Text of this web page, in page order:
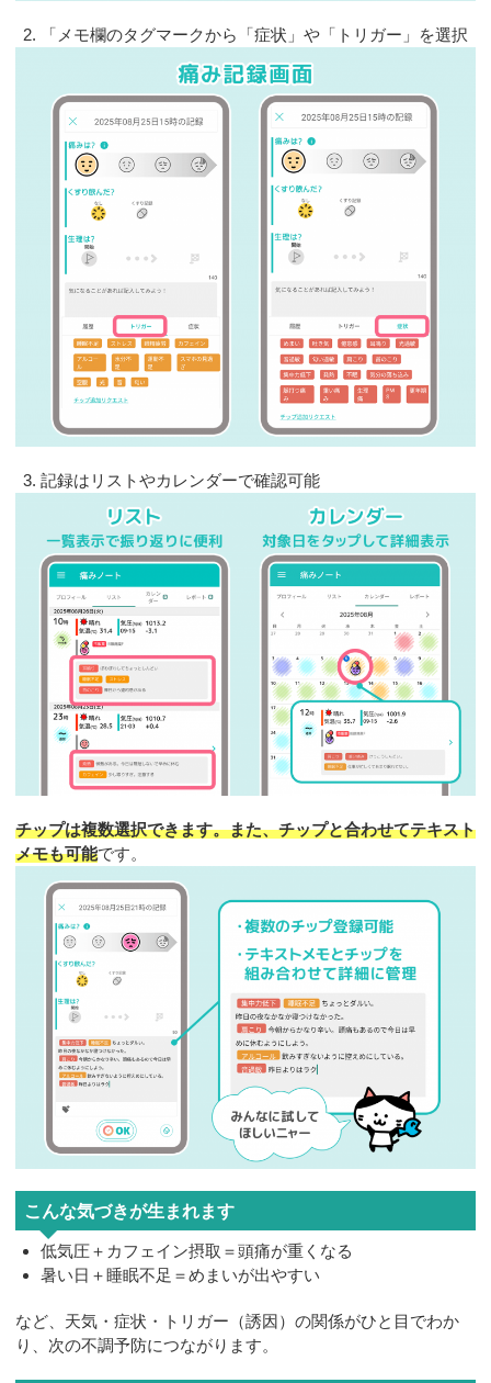
「メモ欄のタグマークから「症状」や「トリガー」を選択
記録はリストやカレンダーで確認可能
チップは複数選択できます。また、チップと合わせてテキスト
メモも可能です。
こんな気づきが生まれます
低気圧＋カフェイン摂取＝頭痛が重くなる
暑い日＋睡眠不足＝めまいが出やすい
など、天気・症状・トリガー（誘因）の関係がひと目でわか
り、次の不調予防につながります。